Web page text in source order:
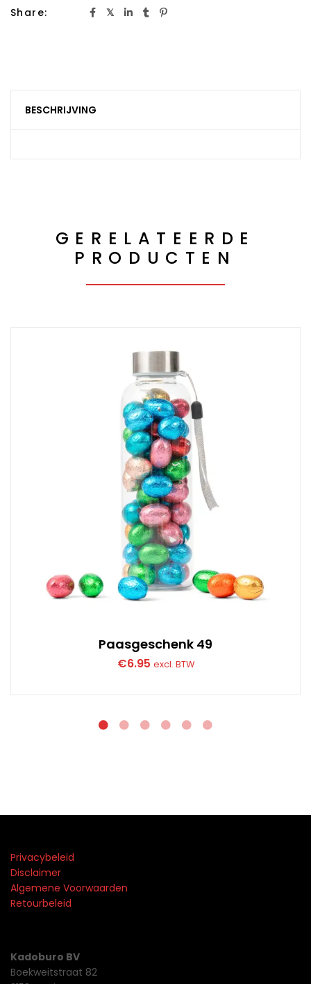
Share:
BESCHRIJVING
GERELATEERDE
PRODUCTEN
Paasgeschenk 49
€6.95 excl. BTW
Privacybeleid
Disclaimer
Algemene Voorwaarden
Retourbeleid
Kadoburo BV
Boekweitstraat 82